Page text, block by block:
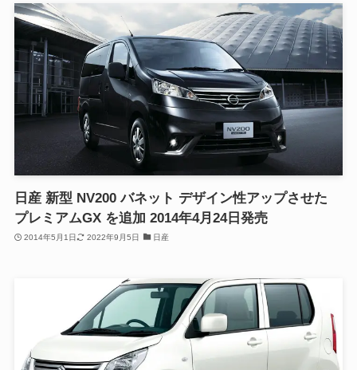
日産 新型 NV200 バネット デザイン性アップさせた
プレミアムGX を追加 2014年4月24日発売
2014年5月1日 2022年9月5日 日産